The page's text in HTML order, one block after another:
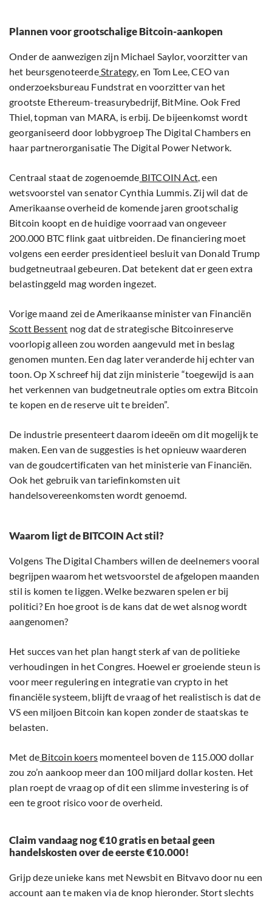
Plannen voor grootschalige Bitcoin-aankopen
Onder de aanwezigen zijn Michael Saylor, voorzitter van
het beursgenoteerdeStrategy, en Tom Lee, CEO van
onderzoeksbureau Fundstrat en voorzitter van het
grootste Ethereum-treasurybedrijf, BitMine. Ook Fred
Thiel, topman van MARA, is erbij. De bijeenkomst wordt
georganiseerd door lobbygroep The Digital Chambers en
haar partnerorganisatie The Digital Power Network.
Centraal staat de zogenoemde BITCOIN Act, een
wetsvoorstel van senator Cynthia Lummis. Zij wil dat de
Amerikaanse overheid de komende jaren grootschalig
Bitcoin koopt en de huidige voorraad van ongeveer
200.000 BTC flink gaat uitbreiden. De financiering moet
volgens een eerder presidentieel besluit van Donald Trump
budgetneutraal gebeuren. Dat betekent dat er geen extra
belastinggeld mag worden ingezet.
Vorige maand zei de Amerikaanse minister van Financiën
Scott Bessent nog dat de strategische Bitcoinreserve
voorlopig alleen zou worden aangevuld met in beslag
genomen munten. Een dag later veranderde hij echter van
toon. Op X schreef hij dat zijn ministerie “toegewijd is aan
het verkennen van budgetneutrale opties om extra Bitcoin
te kopen en de reserve uit te breiden”.
De industrie presenteert daarom ideeën om dit mogelijk te
maken. Een van de suggesties is het opnieuw waarderen
van de goudcertificaten van het ministerie van Financiën.
Ook het gebruik van tariefinkomsten uit
handelsovereenkomsten wordt genoemd.
Waarom ligt de BITCOIN Act stil?
Volgens The Digital Chambers willen de deelnemers vooral
begrijpen waarom het wetsvoorstel de afgelopen maanden
stil is komen te liggen. Welke bezwaren spelen er bij
politici? En hoe groot is de kans dat de wet alsnog wordt
aangenomen?
Het succes van het plan hangt sterk af van de politieke
verhoudingen in het Congres. Hoewel er groeiende steun is
voor meer regulering en integratie van crypto in het
financiële systeem, blijft de vraag of het realistisch is dat de
VS een miljoen Bitcoin kan kopen zonder de staatskas te
belasten.
Met de Bitcoin koers momenteel boven de 115.000 dollar
zou zo’n aankoop meer dan 100 miljard dollar kosten. Het
plan roept de vraag op of dit een slimme investering is of
een te groot risico voor de overheid.
Claim vandaag nog €10 gratis en betaal geen
handelskosten over de eerste €10.000!
Grijp deze unieke kans met Newsbit en Bitvavo door nu een
account aan te maken via de knop hieronder. Stort slechts